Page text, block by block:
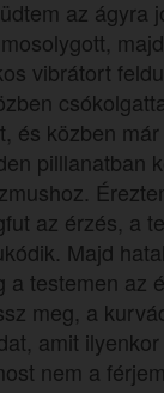
az ágyra
vibrátort
és közben
pilllanatban
az érzés, a
Majd
a testemen az
meg, a
amit
nem a